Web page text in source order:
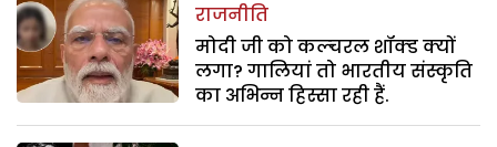
राजनीति
मोदी जी को कल्चरल शॉक्ड क्यों
लगा? गालियां तो भारतीय संस्कृति
का अभिन्न हिस्सा रही हैं.